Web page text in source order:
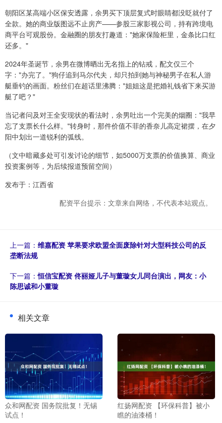
朝阳区某高端小区保安透露，余男买下顶层复式时眼睛都没眨就付了
全款。她的商业版图远不止房产——参股三家影视公司，持有跨境电
商平台可观股份。金融圈的朋友打趣道："她家保险柜里，金条比口红
还多。"
2024年圣诞节，余男在微博晒出无名指上的钻戒，配文仅三个
字："办完了。"狗仔追到马尔代夫，却只拍到她与神秘男子在私人游
艇垂钓的画面。粉丝们在超话里沸腾："姐姐这是把婚礼钱省下来买游
艇了吧？"
当记者问及对王全安现状的看法时，余男吐出一个完美的烟圈："我早
忘了支票长什么样。"转身时，那件价值不菲的香奈儿高定裙摆，在夕
阳中划出一道锐利的弧线。
（文中暗藏多处可引发讨论的细节，如5000万支票的价值换算、商业
投资案例等，为后续报道预留空间）
发布于：江西省
配资平台提示：文章来自网络，不代表本站观点。
上一篇： 维嘉配资 苹果要求欧盟全面废除针对大型科技公司的反
垄断法规
下一篇：恒信宝配资 佟丽娅儿子与董璇女儿同台演出，网友：小
陈思诚和小董璇
相关文章
众和网配资 国务院批复！无锡
试点！
红扬网配资 【环保科普】被小
瞧的油漆桶！